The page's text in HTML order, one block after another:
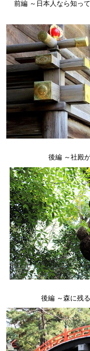
前編 ～日本人なら知っ
後編 ～社殿
後編 ～森に残